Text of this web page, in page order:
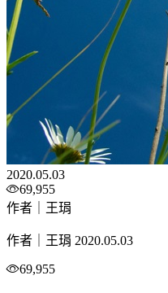
2020.05.03
69,955
作者｜王琄
作者｜王琄 2020.05.03
69,955